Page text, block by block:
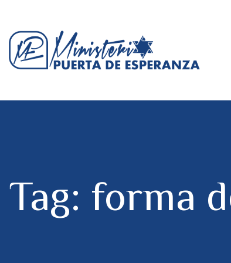
Tag: forma